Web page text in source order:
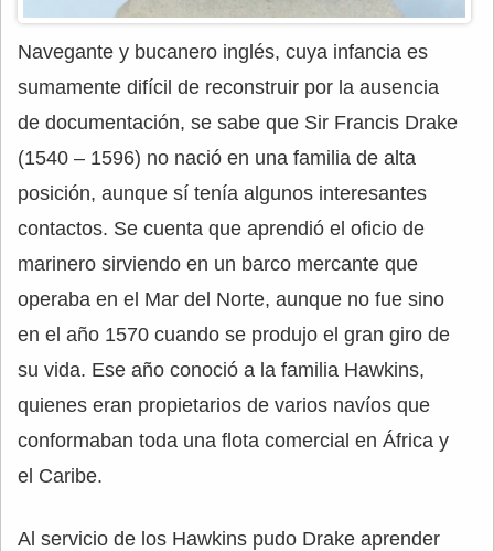
Navegante y bucanero inglés, cuya infancia es
sumamente difícil de reconstruir por la ausencia
de documentación, se sabe que Sir Francis Drake
(1540 – 1596) no nació en una familia de alta
posición, aunque sí tenía algunos interesantes
contactos. Se cuenta que aprendió el oficio de
marinero sirviendo en un barco mercante que
operaba en el Mar del Norte, aunque no fue sino
en el año 1570 cuando se produjo el gran giro de
su vida. Ese año conoció a la familia Hawkins,
quienes eran propietarios de varios navíos que
conformaban toda una flota comercial en África y
el Caribe.
Al servicio de los Hawkins pudo Drake aprender